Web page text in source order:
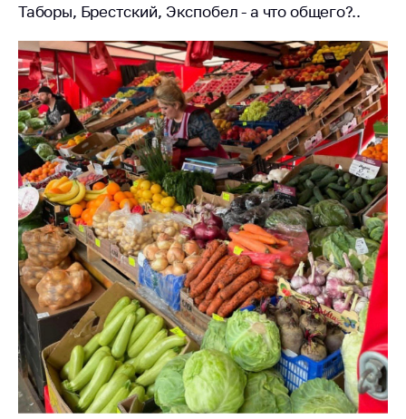
Таборы, Брестский, Экспобел - а что общего?..